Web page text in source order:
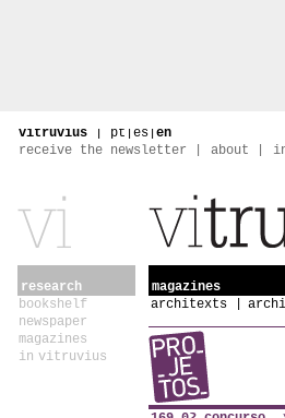
vitruvius | pt | es | en
receive the newsletter
about
research
bookshelf
newspaper
magazines
in vitruvius
magazines
architexts